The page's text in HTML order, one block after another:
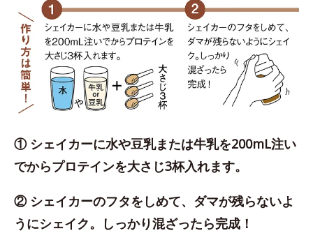
① シェイカーに水や豆乳または牛乳を200mL注い
でからプロテインを大さじ3杯入れます。
② シェイカーのフタをしめて、ダマが残らないよ
うにシェイク。しっかり混ざったら完成！